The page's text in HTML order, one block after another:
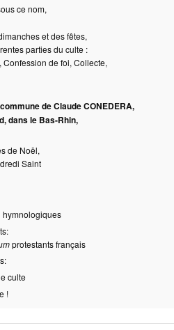
ce nom,
et des fêtes,
parties du culte :
de foi, Collecte,
de Claude CONEDERA,
le Bas-Rhin,
de Noël,
Saint
hymnologiques
protestants français
culte
!